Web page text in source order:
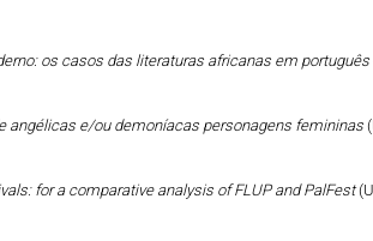
os casos das literaturas africanas em português
angélicas e/ou demoníacas personagens femininas
for a comparative analysis of FLUP and PalFest